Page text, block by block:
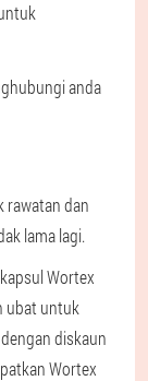
anda
rawatan dan
lama lagi.
Wortex
ubat untuk
diskaun
Wortex